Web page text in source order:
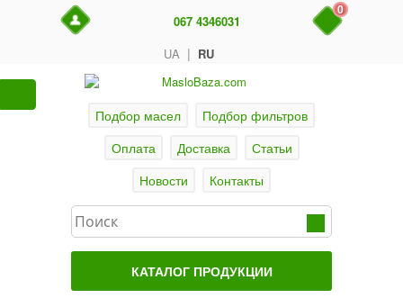
UA | RU
067 4346031
0
Подбор масел
Подбор фильтров
Оплата
Доставка
Статьи
Новости
Контакты
КАТАЛОГ ПРОДУКЦИИ